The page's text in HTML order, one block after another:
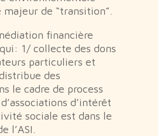
de “transition”.
financière
1/ collecte des dons
particuliers et
des
le cadre de process
d’intérêt
sociale est dans le
l’ASI.